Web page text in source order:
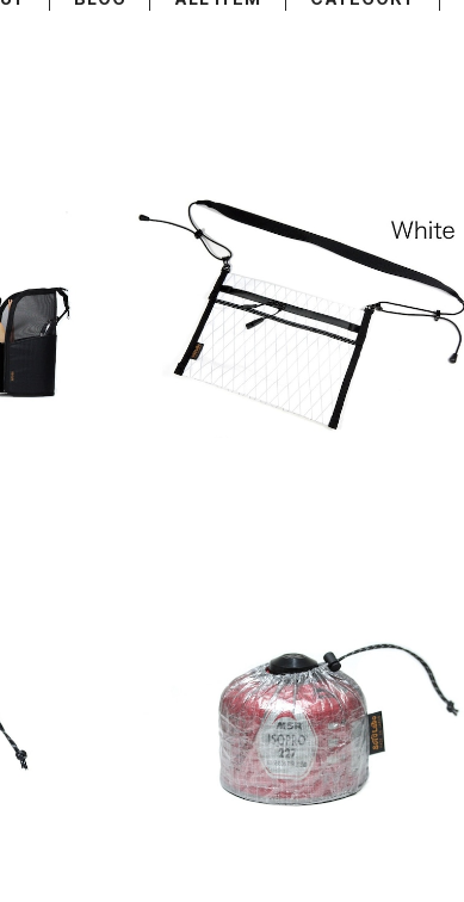
cas
ス
SoToLabo Sacoche / ソトラボ サコッシュ
¥7,040
ラボ ガスケース DCF OD250用
¥4,180